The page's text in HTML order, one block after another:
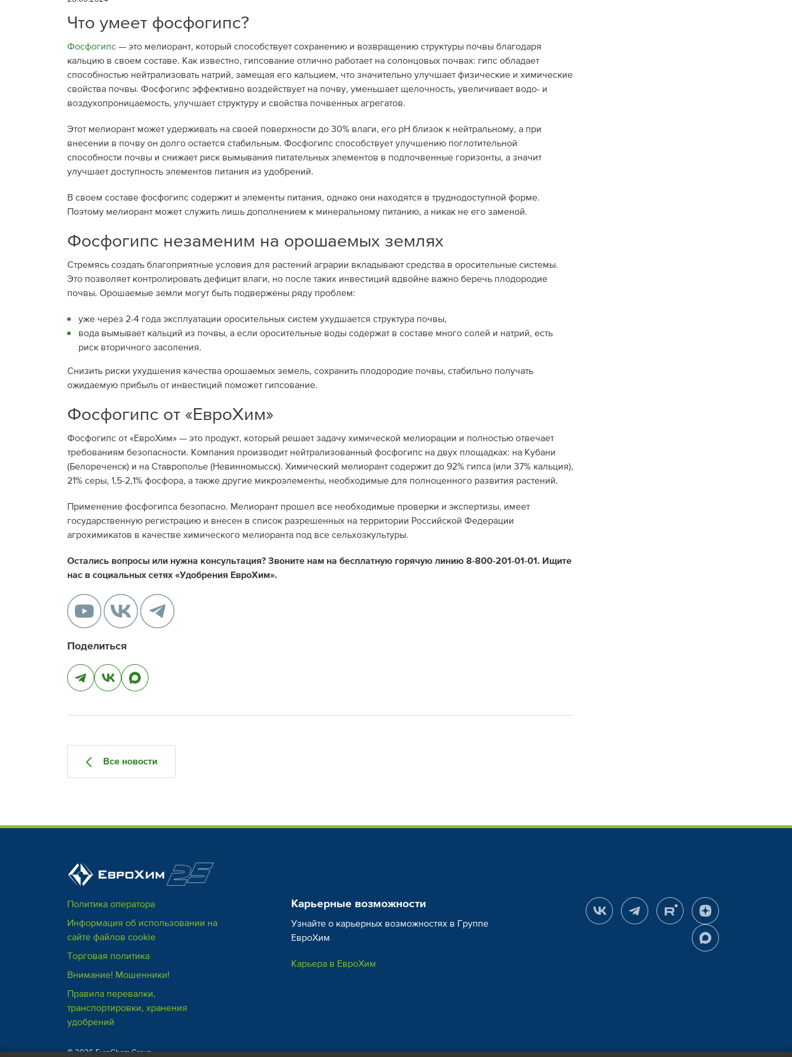
Что умеет фосфогипс?
Фосфогипс — это мелиорант, который способствует сохранению и возвращению структуры почвы благодаря
кальцию в своем составе. Как известно, гипсование отлично работает на солонцовых почвах: гипс обладает
способностью нейтрализовать натрий, замещая его кальцием, что значительно улучшает физические и химические
свойства почвы. Фосфогипс эффективно воздействует на почву, уменьшает щелочность, увеличивает водо- и
воздухопроницаемость, улучшает структуру и свойства почвенных агрегатов.
Этот мелиорант может удерживать на своей поверхности до 30% влаги, его рН близок к нейтральному, а при
внесении в почву он долго остается стабильным. Фосфогипс способствует улучшению поглотительной
способности почвы и снижает риск вымывания питательных элементов в подпочвенные горизонты, а значит
улучшает доступность элементов питания из удобрений.
В своем составе фосфогипс содержит и элементы питания, однако они находятся в труднодоступной форме.
Поэтому мелиорант может служить лишь дополнением к минеральному питанию, а никак не его заменой.
Фосфогипс незаменим на орошаемых землях
Стремясь создать благоприятные условия для растений аграрии вкладывают средства в оросительные системы.
Это позволяет контролировать дефицит влаги, но после таких инвестиций вдвойне важно беречь плодородие
почвы. Орошаемые земли могут быть подвержены ряду проблем:
уже через 2-4 года эксплуатации оросительных систем ухудшается структура почвы,
вода вымывает кальций из почвы, а если оросительные воды содержат в составе много солей и натрий, есть
риск вторичного засоления.
Снизить риски ухудшения качества орошаемых земель, сохранить плодородие почвы, стабильно получать
ожидаемую прибыль от инвестиций поможет гипсование.
Фосфогипс от «ЕвроХим»
Фосфогипс от «ЕвроХим» — это продукт, который решает задачу химической мелиорации и полностью отвечает
требованиям безопасности. Компания производит нейтрализованный фосфогипс на двух площадках: на Кубани
(Белореченск) и на Ставрополье (Невинномысск). Химический мелиорант содержит до 92% гипса (или 37% кальция),
21% серы, 1,5-2,1% фосфора, а также другие микроэлементы, необходимые для полноценного развития растений.
Применение фосфогипса безопасно. Мелиорант прошел все необходимые проверки и экспертизы, имеет
государственную регистрацию и внесен в список разрешенных на территории Российской Федерации
агрохимикатов в качестве химического мелиоранта под все сельхозкультуры.
Остались вопросы или нужна консультация? Звоните нам на бесплатную горячую линию 8-800-201-01-01. Ищите
нас в социальных сетях «Удобрения ЕвроХим».
Поделиться
Все новости
Политика оператора
Информация об использовании на
сайте файлов cookie
Торговая политика
Внимание! Мошенники!
Правила перевалки,
транспортировки, хранения
удобрений
© 2026 EuroChem Group
Карьерные возможности
Узнайте о карьерных возможностях в Группе
ЕвроХим
Карьера в ЕвроХим